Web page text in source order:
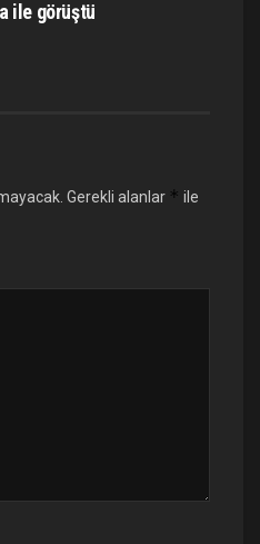
ile görüştü
Gerekli alanlar * ile